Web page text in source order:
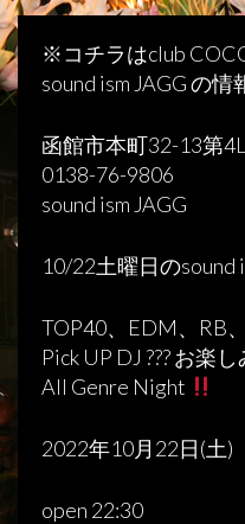
※コチラはclub
sound ism JAGG の情
函館市本町32-13第
0138-76-9806
sound ism JAGG
10/22土曜日のsound
TOP40、EDM、RB
Pick UP DJ ??? お楽し
All Genre Night
2022年10月22日(土)
open 22:30